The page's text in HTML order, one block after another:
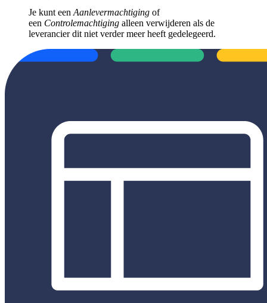
Je kunt een Aanlevermachtiging of
een Controlemachtiging alleen verwijderen als de
leverancier dit niet verder meer heeft gedelegeerd.